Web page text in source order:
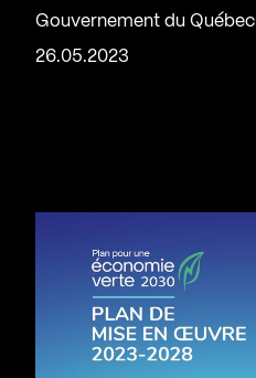
Gouvernement du Québec
26.05.2023